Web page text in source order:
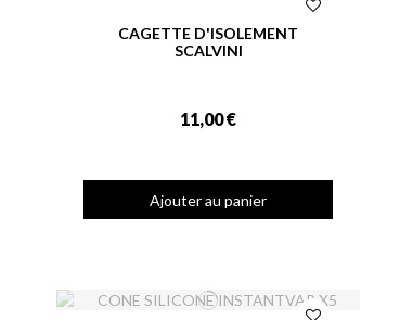
CAGETTE D'ISOLEMENT
SCALVINI
11,00 €
Ajouter au panier